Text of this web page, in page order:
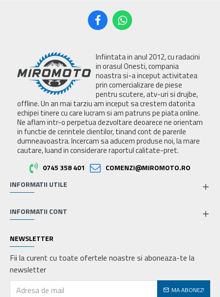
Infiintata in anul 2012, cu radacini
in orasul Onesti, compania
noastra si-a inceput activitatea
prin comercializare de piese
pentru scutere, atv-uri si drujbe,
offline. Un an mai tarziu am inceput sa crestem datorita
echipei tinere cu care lucram si am patruns pe piata online.
Ne aflam intr-o perpetua dezvoltare deoarece ne orientam
in functie de cerintele clientilor, tinand cont de parerile
dumneavoastra. Incercam sa aducem produse noi, la mare
cautare, luand in considerare raportul calitate-pret.
0745 358 401
COMENZI@MIROMOTO.RO
INFORMATII UTILE
INFORMATII CONT
NEWSLETTER
Fii la curent cu toate ofertele noastre si aboneaza-te la
newsletter
MA ABONEZ!